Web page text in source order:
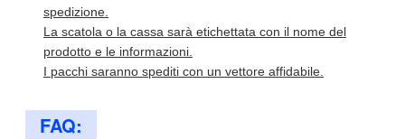
spedizione.
La scatola o la cassa sarà etichettata con il nome del
prodotto e le informazioni.
I pacchi saranno spediti con un vettore affidabile.
FAQ: